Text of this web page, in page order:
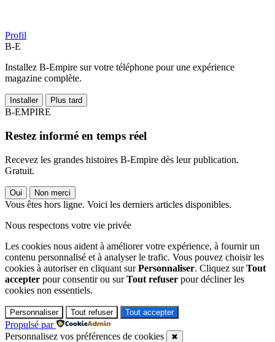
Profil
B-E
Installez B-Empire sur votre téléphone pour une expérience
magazine complète.
Installer Plus tard
B-EMPIRE
Restez informé en temps réel
Recevez les grandes histoires B-Empire dès leur publication.
Gratuit.
Oui Non merci
Vous êtes hors ligne. Voici les derniers articles disponibles.
Nous respectons votre vie privée
Les cookies nous aident à améliorer votre expérience, à fournir un
contenu personnalisé et à analyser le trafic. Vous pouvez choisir les
cookies à autoriser en cliquant surPersonnaliser. Cliquez surTout
accepter pour consentir ou surTout refuser pour décliner les
cookies non essentiels.
Personnaliser Tout refuser Tout accepter
Propulsé par
Personnalisez vos préférences de cookies
✖